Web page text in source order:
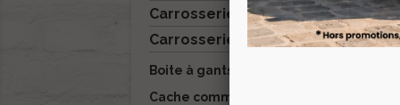
Carrosserie Dyane
Carrosserie Méhari 
Boite à gants Méhari
Cache commodo Méhari